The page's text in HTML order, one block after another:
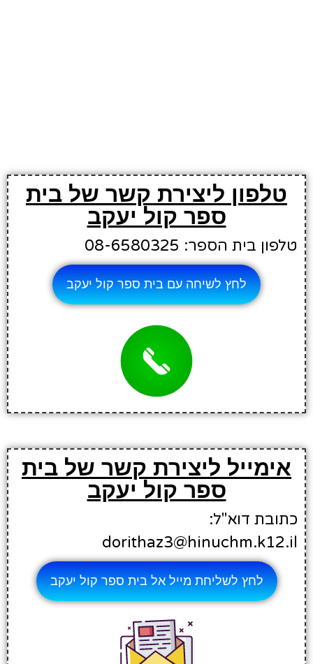
טלפון ליצירת קשר של בית
ספר קול יעקב
טלפון בית הספר: 08-6580325
לחץ לשיחה עם בית ספר קול יעקב
אימייל ליצירת קשר של בית
ספר קול יעקב
כתובת דוא"ל:
dorithaz3@hinuchm.k12.il
לחץ לשליחת מייל אל בית ספר קול יעקב